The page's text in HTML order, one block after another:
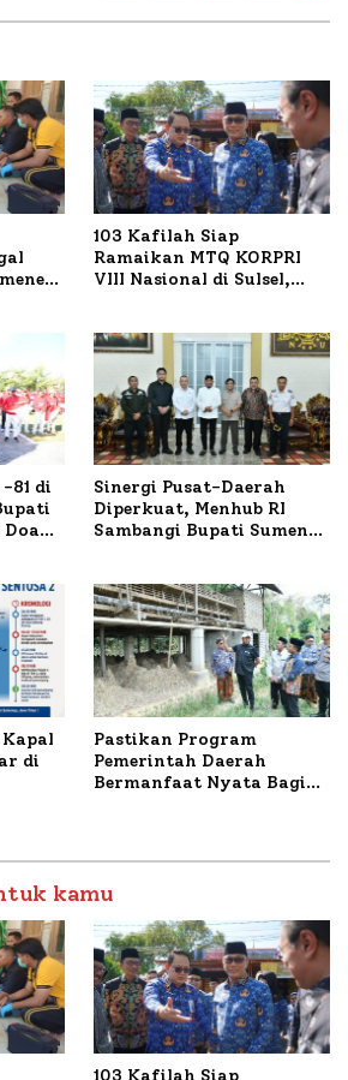
103 Kafilah Siap
Ramaikan MTQ KORPRI
VIII Nasional di Sulsel,
81 di
Doa
Sinergi Pusat-Daerah
Diperkuat, Menhub RI
Sambangi Bupati Sumenep
Kapal
di
Pastikan Program
Pemerintah Daerah
Bermanfaat Nyata Bagi
Petelur di Desa Bataal
Timur
kamu
103 Kafilah Siap